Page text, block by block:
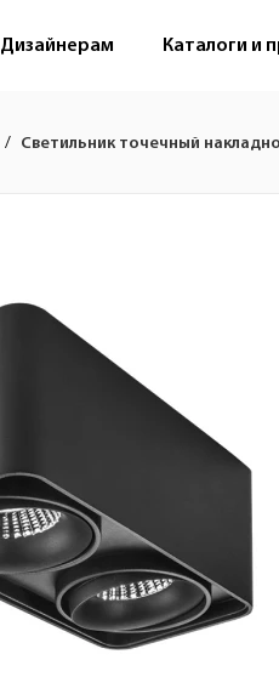
Дизайнерам Каталоги и
Светильник точечный